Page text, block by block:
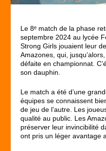
Le 8ᵉ match de la phase
septembre 2024 au lycée
Strong Girls jouaient leur
Amazones, qui,
défaite en championnat.
son dauphin.
Le match a été d’une
équipes se connaissent
de jeu de l’autre. Les
qualité au public. Les
préserver leur invincibilité
ont pris un léger avantage